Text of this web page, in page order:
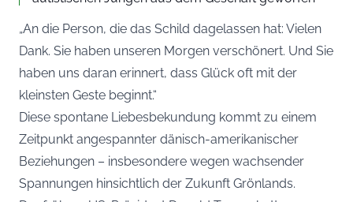
„An die Person, die das Schild dagelassen hat: Vielen
Dank. Sie haben unseren Morgen verschönert. Und Sie
haben uns daran erinnert, dass Glück oft mit der
kleinsten Geste beginnt.“
Diese spontane Liebesbekundung kommt zu einem
Zeitpunkt angespannter dänisch-amerikanischer
Beziehungen – insbesondere wegen wachsender
Spannungen hinsichtlich der Zukunft Grönlands.